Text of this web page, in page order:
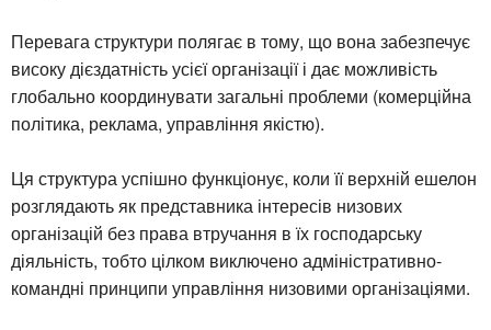
Перевага структури полягає в тому, що вона забезпечує
високу дієздатність усієї організації і дає можливість
глобально координувати загальні проблеми (комерційна
політика, реклама, управління якістю).
Ця структура успішно функціонує, коли її верхній ешелон
розглядають як представника інтересів низових
організацій без права втручання в їх господарську
діяльність, тобто цілком виключено адміністративно-
командні принципи управління низовими організаціями.